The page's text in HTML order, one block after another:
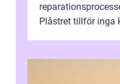
Plåstret tillför inga